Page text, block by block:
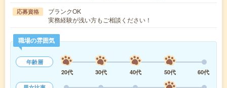
応募資格
ブランクOK
実務経験が浅い方もご相談ください！
職場の雰囲気
年齢層
20代
30代 40代 50代
60代